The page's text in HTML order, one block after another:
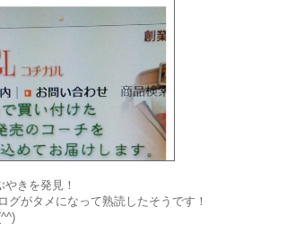
きを発見！
グがタメになって熟読したそうです！